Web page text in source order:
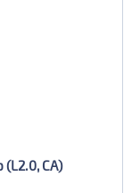
(L2.0, CA)